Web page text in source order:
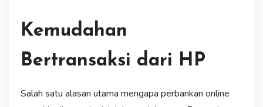
Kemudahan
Bertransaksi dari HP
Salah satu alasan utama mengapa perbankan online